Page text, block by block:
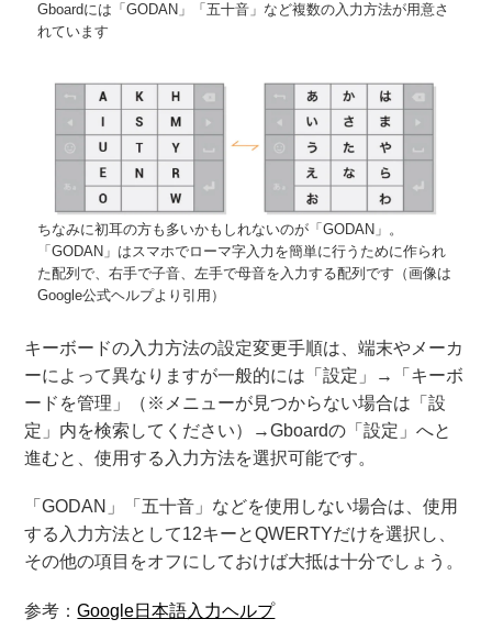
Gboardには「GODAN」「五十音」など複数の入力方法が用意さ
れています
ちなみに初耳の方も多いかもしれないのが「GODAN」。
「GODAN」はスマホでローマ字入力を簡単に行うために作られ
た配列で、右手で子音、左手で母音を入力する配列です（画像は
Google公式ヘルプより引用）
キーボードの入力方法の設定変更手順は、端末やメーカ
ーによって異なりますが一般的には「設定」→「キーボ
ードを管理」（※メニューが見つからない場合は「設
定」内を検索してください）→Gboardの「設定」へと
進むと、使用する入力方法を選択可能です。
「GODAN」「五十音」などを使用しない場合は、使用
する入力方法として12キーとQWERTYだけを選択し、
その他の項目をオフにしておけば大抵は十分でしょう。
参考：Google日本語入力ヘルプ